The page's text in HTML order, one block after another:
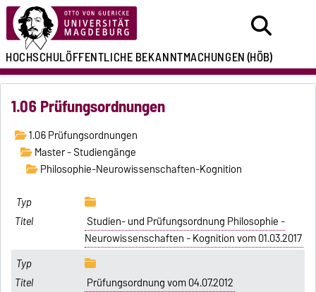
HOCHSCHULÖFFENTLICHEBEKANNTMACHUNGEN(HÖB)
1.06 Prüfungsordnungen
1.06 Prüfungsordnungen
Master - Studiengänge
Philosophie-Neurowissenschaften-Kognition
Studien- und Prüfungsordnung Philosophie -
Neurowissenschaften - Kognition vom 01.03.2017
Prüfungsordnung vom 04.07.2012